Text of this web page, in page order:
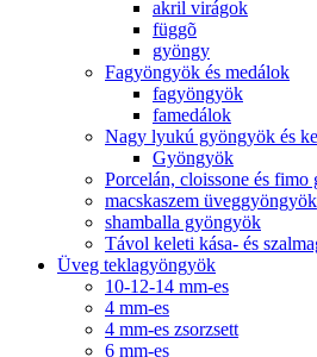
akril virágok
függõ
gyöngy
Fagyöngyök és medálok
fagyöngyök
famedálok
Nagy lyukú gyöngyök és
Gyöngyök
Porcelán, cloissone és fimo
macskaszem üveggyöngyök
shamballa gyöngyök
Távol keleti kása- és
Üveg teklagyöngyök
10-12-14 mm-es
4 mm-es
4 mm-es zsorzsett
6 mm-es